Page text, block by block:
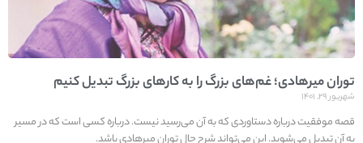
توران میرهادی؛ غم‌های بزرگ را به کارهای بزرگ تبدیل کنیم
شهریور ۲۹, ۱۴۰۱
قصه موفقیت درباره دستاوردی که به آن می‌رسید نیست. درباره کسی است که در مسیر
به آن تبدیل می‌شوید. این می‌تواند شرح حال توران میرهادی باشد.